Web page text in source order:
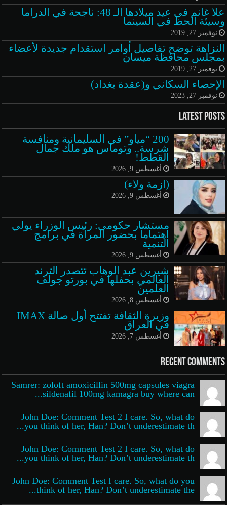
علا غانم في عيد ميلادها الـ 48: ناجحة في الدراما
وسيئة الحظ في السينما
نوفمبر 27, 2019
النزاهة توضح تفاصيل أوامر استقدام جديدة لأعضاء
بمجلس محافظة ميسان
نوفمبر 27, 2019
الإحصاء السكاني و(عقدة بغداد)
نوفمبر 27, 2023
Latest Posts
200 “مياو” في السليمانية ومنافسة
شرسة.. وتوماس هو ملك جمال
القطط!
أغسطس 9, 2026
(ازمة ولاء)
أغسطس 9, 2026
مستشار حكومي: رئيس الوزراء يولي
اهتماماً بحضور المرأة في برامج
التنمية
أغسطس 9, 2026
شيرين عبد الوهاب تتصدر الترند
العالمي بحفلها في بورتو جولف
العلمين
أغسطس 8, 2026
وزيرة الثقافة تفتتح أول صالة IMAX
في العراق
أغسطس 7, 2026
Recent Comments
Samrer: zoloft amoxicillin 500mg capsules viagra
sildenafil 100mg kamagra buy where can...
John Doe: Comment Test 2 I care. So, what do
you think of her, Han? Don’t underestimate th...
John Doe: Comment Test 2 I care. So, what do
you think of her, Han? Don’t underestimate th...
John Doe: Comment Test I care. So, what do you
think of her, Han? Don’t underestimate the...